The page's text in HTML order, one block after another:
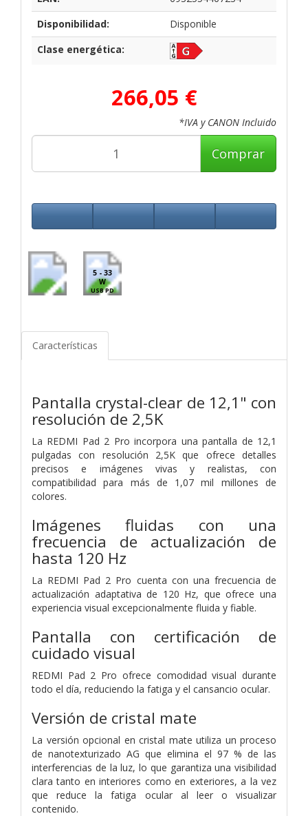
Disponibilidad:
Disponible
Clase energética:
266,05 €
*IVA y CANON Incluido
Comprar
5 - 33
W
USB PD
Características
Pantalla crystal-clear de 12,1" con
resolución de 2,5K
La REDMI Pad 2 Pro incorpora una pantalla de 12,1
pulgadas con resolución 2,5K que ofrece detalles
precisos e imágenes vivas y realistas, con
compatibilidad para más de 1,07 mil millones de
colores.
Imágenes fluidas con una
frecuencia de actualización de
hasta 120 Hz
La REDMI Pad 2 Pro cuenta con una frecuencia de
actualización adaptativa de 120 Hz, que ofrece una
experiencia visual excepcionalmente fluida y fiable.
Pantalla con certificación de
cuidado visual
REDMI Pad 2 Pro ofrece comodidad visual durante
todo el día, reduciendo la fatiga y el cansancio ocular.
Versión de cristal mate
La versión opcional en cristal mate utiliza un proceso
de nanotexturizado AG que elimina el 97 % de las
interferencias de la luz, lo que garantiza una visibilidad
clara tanto en interiores como en exteriores, a la vez
que reduce la fatiga ocular al leer o visualizar
contenido.